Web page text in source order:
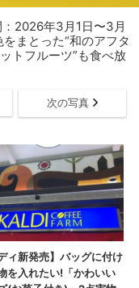
：2026年3月1日〜3月
まとった“和のアフタ
トフルーツ”も食べ放
次の写真